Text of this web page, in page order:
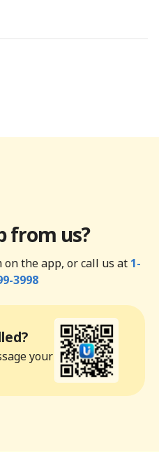
from us?
on the app, or call us at 1-
3998
your